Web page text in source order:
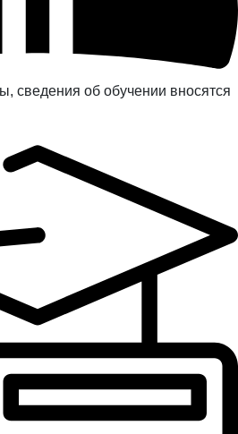
сведения об обучении вносятся